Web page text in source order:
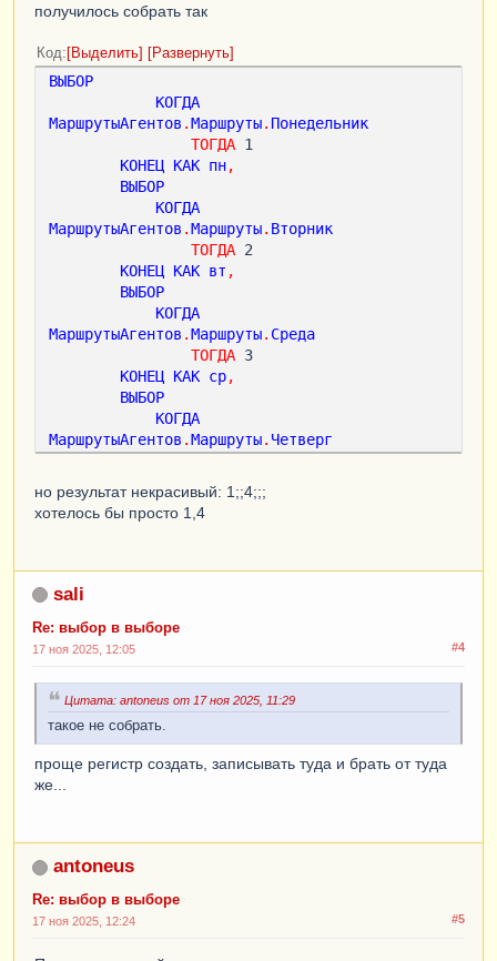
получилось собрать так
Код Выделить Развернуть
ВЫБОР
КОГДА
МаршрутыАгентов .Маршруты. Понедельник
ТОГДА 1
КОНЕЦ КАК пн,
ВЫБОР
КОГДА
МаршрутыАгентов .Маршруты. Вторник
ТОГДА 2
КОНЕЦ КАК вт ,
ВЫБОР
КОГДА
МаршрутыАгентов .Маршруты. Среда
ТОГДА 3
КОНЕЦ КАК ср,
ВЫБОР
КОГДА
МаршрутыАгентов .Маршруты. Четверг
ТОГДА 4
ВЫБОР
КОГДА
КОГДА
МаршрутыАгентов
КАК
,
ВЫБОР
КОГДА
Воскресенье
ТОГДА
но результат некрасивый: 1;;4;;;
хотелось бы просто 1,4
sali
Re: выбор в выборе
#4
17 ноя 2025, 12:05
Цитата: antoneus от 17 ноя 2025, 11:29
такое не собрать.
проще регистр создать, записывать туда и брать от туда
же...
antoneus
Re: выбор в выборе
#5
17 ноя 2025, 12:24